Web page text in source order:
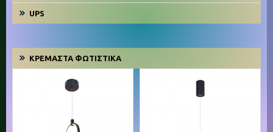
UPS
ΚΡΕΜΑΣΤΆ ΦΩΤΙΣΤΙΚΆ